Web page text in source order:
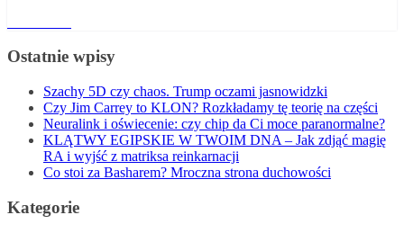
Ostatnie wpisy
Szachy 5D czy chaos. Trump oczami jasnowidzki
Czy Jim Carrey to KLON? Rozkładamy tę teorię na części
Neuralink i oświecenie: czy chip da Ci moce paranormalne?
KLĄTWY EGIPSKIE W TWOIM DNA – Jak zdjąć magię
RA i wyjść z matriksa reinkarnacji
Co stoi za Basharem? Mroczna strona duchowości
Kategorie